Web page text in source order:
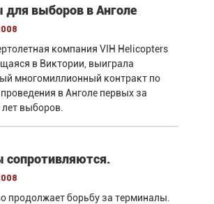
для выборов в Анголе
компания VIH Helicopters
в Виктории, выиграла
многомиллионный контракт по
в Анголе первых за
выборов.
сопротивляются.
продолжает борьбу за терминалы.